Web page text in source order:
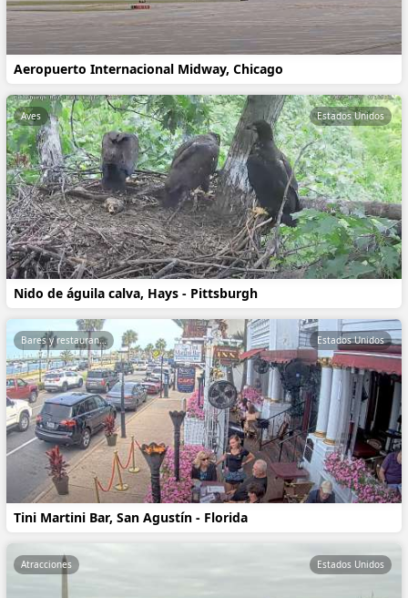
Aeropuerto Internacional Midway, Chicago
Nido de águila calva, Hays - Pittsburgh
Aves Estados Unidos
Tini Martini Bar, San Agustín - Florida
Bares y restaurantes Estados Unidos
Atracciones Estados Unidos